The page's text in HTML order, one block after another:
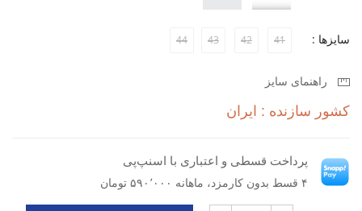
سایزها : 41
42
43
44
راهنمای سایز
کشور سازنده : ایران
پرداخت قسطی و اعتباری با اسنپ‌پی
۴ قسط بدون کارمزد، ماهانه ۵۹۰٬۰۰۰ تومان